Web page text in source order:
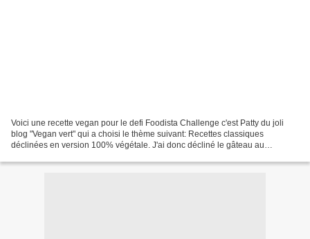
Voici une recette vegan pour le defi Foodista Challenge c'est Patty du joli
blog "Vegan vert" qui a choisi le thème suivant: Recettes classiques
déclinées en version 100% végétale. J'ai donc décliné le gâteau au